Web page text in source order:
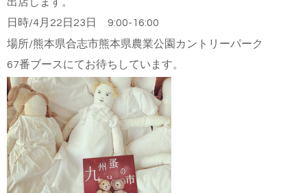
日時/4月22日23日 9:00-16:00
場所/熊本県合志市熊本県農業公園カントリーパーク
67番ブースにてお待ちしています。